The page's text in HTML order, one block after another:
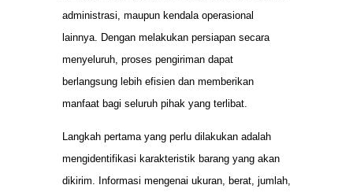
administrasi, maupun kendala operasional
lainnya. Dengan melakukan persiapan secara
menyeluruh, proses pengiriman dapat
berlangsung lebih efisien dan memberikan
manfaat bagi seluruh pihak yang terlibat.
Langkah pertama yang perlu dilakukan adalah
mengidentifikasi karakteristik barang yang akan
dikirim. Informasi mengenai ukuran, berat, jumlah,